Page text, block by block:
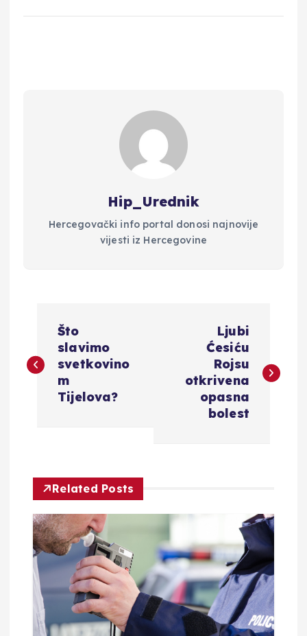
Hip_Urednik
Hercegovački info portal donosi najnovije
vijesti iz Hercegovine
a
a
c
a
Što
slavimo
svetkovino
m
Tijelova?
Ljubi
Ćesiću
Rojsu
otkrivena
opasna
bolest
Related Posts